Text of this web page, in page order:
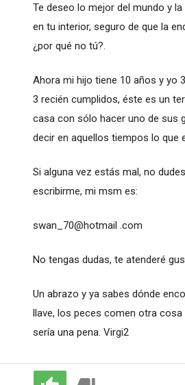
Te deseo lo mejor del mundo y
en tu interior, seguro de que la
¿por qué no tú?.
Ahora mi hijo tiene 10 años y yo
3 recién cumplidos, éste es un
casa con sólo hacer uno de sus
decir en aquellos tiempos lo que
Si alguna vez estás mal, no
escribirme, mi msm es:
swan_70@hotmail .com
No tengas dudas, te atenderé
Un abrazo y ya sabes dónde
llave, los peces comen otra cosa
sería una pena. Virgi2